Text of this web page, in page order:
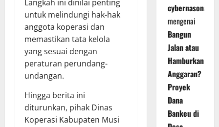
Langkah ini dinilai penting
untuk melindungi hak-hak
anggota koperasi dan
memastikan tata kelola
yang sesuai dengan
peraturan perundang-
undangan.
Hingga berita ini
diturunkan, pihak Dinas
Koperasi Kabupaten Musi
cybernasonal
mengenai
Bangun
Jalan atau
Hamburkan
Anggaran?
Proyek
Dana
Bankeu di